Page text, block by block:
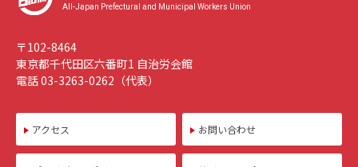
All-Japan Prefectural and Municipal Workers Union
〒102-8464
東京都千代田区六番町1 自治労会館
電話 03-3263-0262（代表）
アクセス お問い合わせ